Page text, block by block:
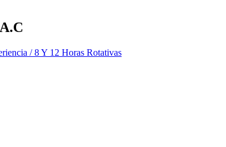
/ 8 Y 12 Horas Rotativas